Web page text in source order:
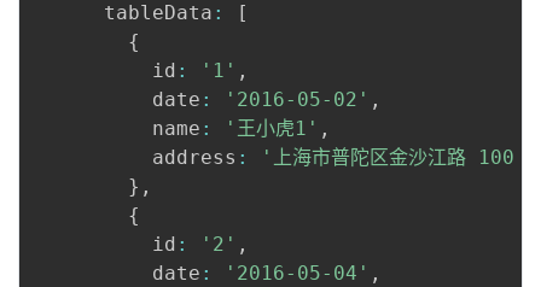
      tableData
:
[
{
          id
: '1' ,
          date
: '2016-05-02' ,
          name
: '王小虎1' ,
          address
:
'上海市普陀区金沙江路 100
} ,
{
          id
: '2' ,
          date
: '2016-05-04' ,